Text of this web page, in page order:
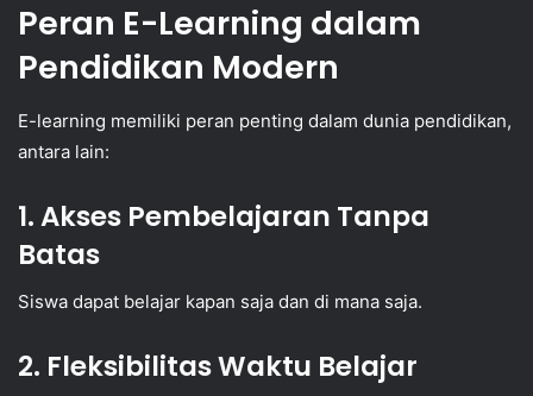
Peran E-Learning dalam
Pendidikan Modern
E-learning memiliki peran penting dalam dunia pendidikan,
antara lain:
1. Akses Pembelajaran Tanpa
Batas
Siswa dapat belajar kapan saja dan di mana saja.
2. Fleksibilitas Waktu Belajar